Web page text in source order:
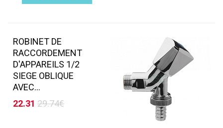
ROBINET DE
RACCORDEMENT
D'APPAREILS 1/2
SIEGE OBLIQUE
AVEC...
22.31 29.74€